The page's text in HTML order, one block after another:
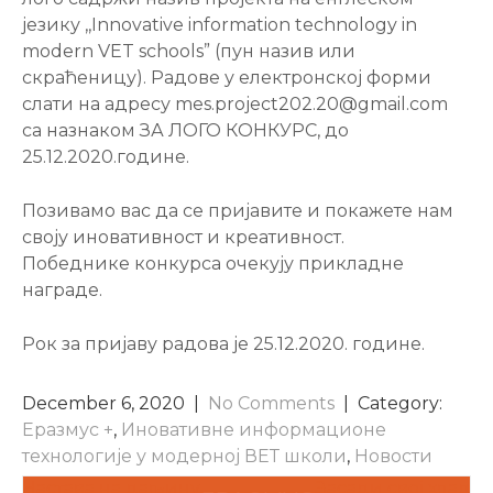
језику ,,Innovative information technology in
modern VET schools” (пун назив или
скраћеницу). Радове у електронској форми
слати на адресу mes.project202.20@gmail.com
са назнаком ЗА ЛОГО КОНКУРС, до
25.12.2020.године.
Позивамо вас да се пријавите и покажете нам
своју иновативност и креативност.
Победнике конкурса очекују прикладне
наградe.
Рок за пријаву радова је 25.12.2020. године.
December 6, 2020 No Comments
| Category:
Еразмус +, Иновативне информационе
технологије у модерној ВЕТ школи, Новости